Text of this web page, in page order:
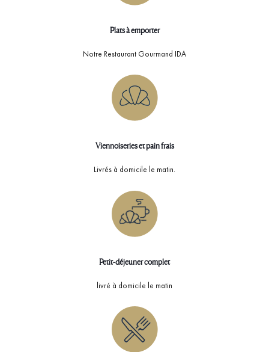
Plats à emporter
Notre Restaurant Gourmand IDA
Viennoiseries et pain frais
Livrés à domicile le matin.
Petit-déjeuner complet
livré à domicile le matin